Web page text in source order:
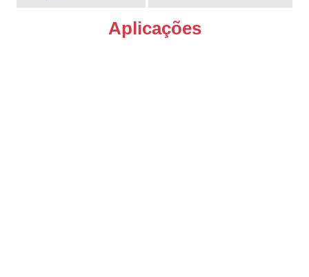
Aplicações